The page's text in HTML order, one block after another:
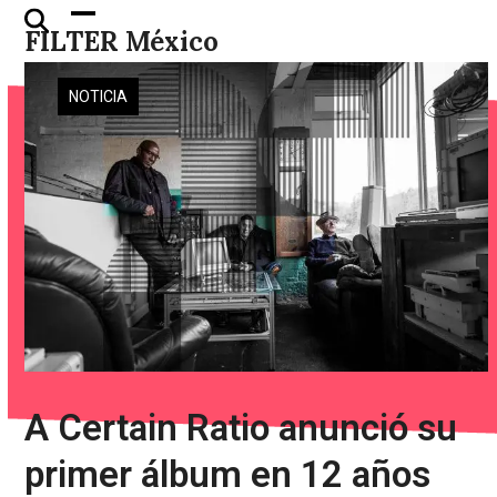
Skip
content
FILTER México
Open
mobile
menu
Close
mobile
menu
NOTICIA
A Certain Ratio anunció su
primer álbum en 12 años